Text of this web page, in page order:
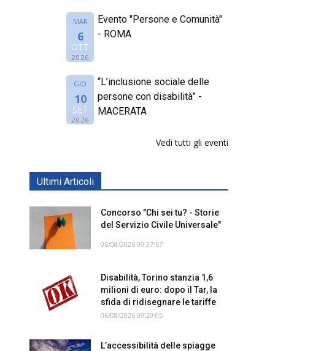
MAR
6
OTT
2026
Evento "Persone e Comunità"
- ROMA
GIO
10
SET
2026
“L’inclusione sociale delle
persone con disabilità” -
MACERATA
Vedi tutti gli eventi
Ultimi Articoli
Concorso "Chi sei tu? - Storie
del Servizio Civile Universale"
06/08/2026 09:37:57
Disabilità, Torino stanzia 1,6
milioni di euro: dopo il Tar, la
sfida di ridisegnare le tariffe
06/08/2026 09:29:05
L’accessibilità delle spiagge